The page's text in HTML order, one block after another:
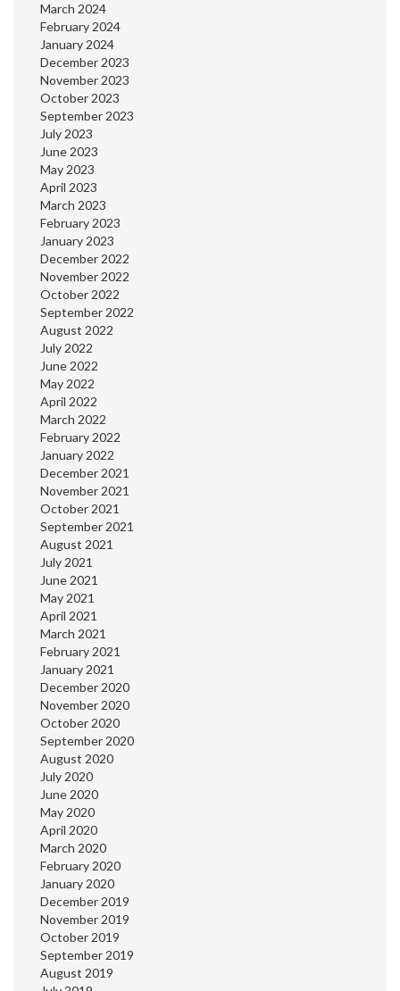
March 2024
February 2024
January 2024
December 2023
November 2023
October 2023
September 2023
July 2023
June 2023
May 2023
April 2023
March 2023
February 2023
January 2023
December 2022
November 2022
October 2022
September 2022
August 2022
July 2022
June 2022
May 2022
April 2022
March 2022
February 2022
January 2022
December 2021
November 2021
October 2021
September 2021
August 2021
July 2021
June 2021
May 2021
April 2021
March 2021
February 2021
January 2021
December 2020
November 2020
October 2020
September 2020
August 2020
July 2020
June 2020
May 2020
April 2020
March 2020
February 2020
January 2020
December 2019
November 2019
October 2019
September 2019
August 2019